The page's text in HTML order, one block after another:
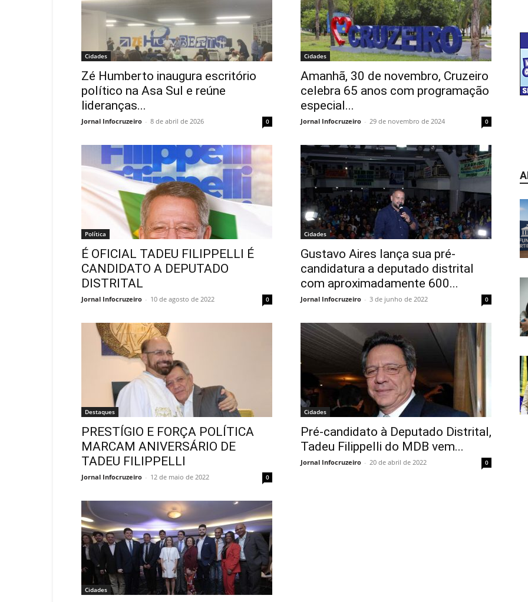
Cidades
Zé Humberto inaugura escritório
político na Asa Sul e reúne
lideranças...
Jornal Infocruzeiro - 8 de abril de 2026 0
Cidades
Amanhã, 30 de novembro, Cruzeiro
celebra 65 anos com programação
especial...
Jornal Infocruzeiro - 29 de novembro de 2024 0
Política
É OFICIAL TADEU FILIPPELLI É
CANDIDATO A DEPUTADO
DISTRITAL
Jornal Infocruzeiro - 10 de agosto de 2022 0
Cidades
Gustavo Aires lança sua pré-
candidatura a deputado distrital
com aproximadamente 600...
Jornal Infocruzeiro - 3 de junho de 2022 0
Destaques
PRESTÍGIO E FORÇA POLÍTICA
MARCAM ANIVERSÁRIO DE
TADEU FILIPPELLI
Jornal Infocruzeiro - 12 de maio de 2022 0
Cidades
Pré-candidato à Deputado Distrital,
Tadeu Filippelli do MDB vem...
Jornal Infocruzeiro - 20 de abril de 2022 0
Cidades